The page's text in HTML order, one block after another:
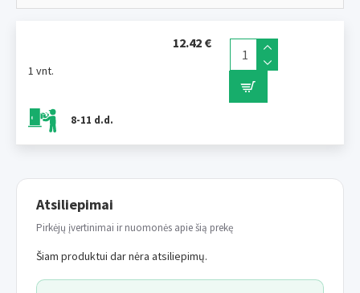
1 vnt.
8-11 d.d.
12.42 €
Žinoma nugaroje yra pavadėlio skylė.
< br>Dydis: 40cm
Priežiūra: skalbimas 30°C.
Atsiliepimai
Pirkėjų įvertinimai ir nuomonės apie šią prekę
Šiam produktui dar nėra atsiliepimų.